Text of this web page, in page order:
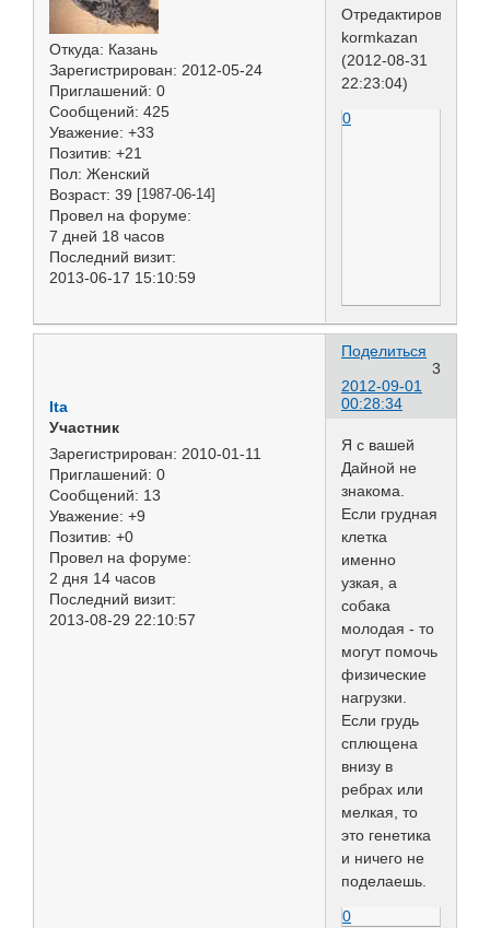
Откуда: Казань
Зарегистрирован: 2012-05-24
Приглашений: 0
Сообщений: 425
Уважение: +33
Позитив: +21
Пол: Женский
Возраст: 39 [1987-06-14]
Провел на форуме:
7 дней 18 часов
Последний визит:
2013-06-17 15:10:59
Отредактировано
kormkazan
(2012-08-31
22:23:04)
0
Поделиться
3
2012-09-01
00:28:34
Ita
Участник
Зарегистрирован: 2010-01-11
Приглашений: 0
Сообщений: 13
Уважение: +9
Позитив: +0
Провел на форуме:
2 дня 14 часов
Последний визит:
2013-08-29 22:10:57
Я с вашей
Дайной не
знакома.
Если грудная
клетка
именно
узкая, а
собака
молодая - то
могут помочь
физические
нагрузки.
Если грудь
сплющена
внизу в
ребрах или
мелкая, то
это генетика
и ничего не
поделаешь.
0